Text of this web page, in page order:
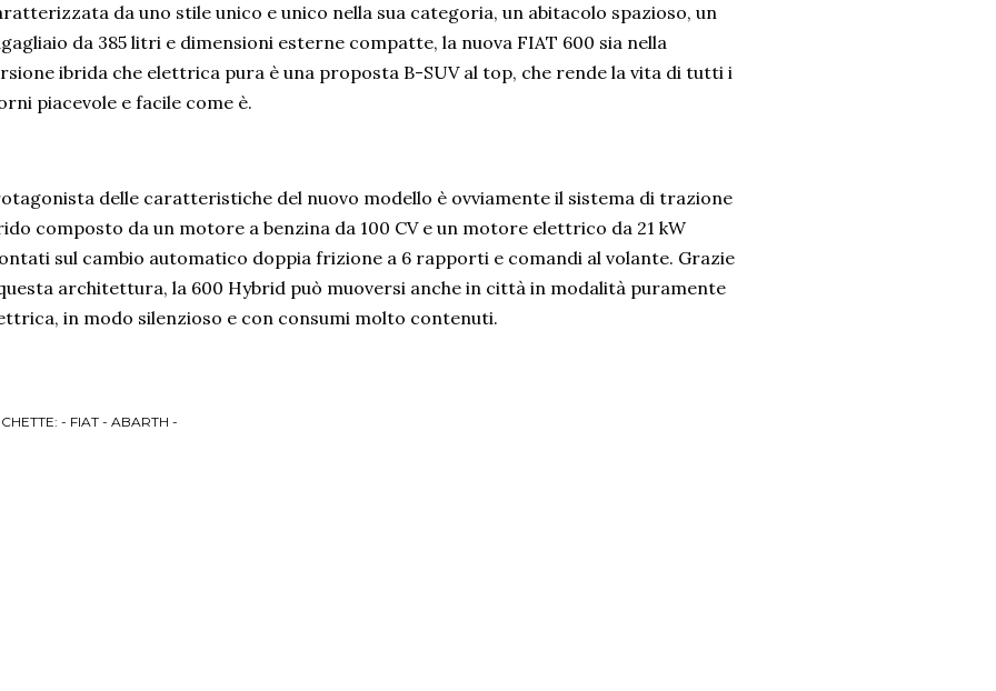
da uno stile unico e unico nella sua categoria, un abitacolo spazioso, un
da 385 litri e dimensioni esterne compatte, la nuova FIAT 600 sia nella
ibrida che elettrica pura è una proposta B-SUV al top, che rende la vita di tutti i
piacevole e facile come è.
delle caratteristiche del nuovo modello è ovviamente il sistema di trazione
composto da un motore a benzina da 100 CV e un motore elettrico da 21 kW
sul cambio automatico doppia frizione a 6 rapporti e comandi al volante. Grazie
architettura, la 600 Hybrid può muoversi anche in città in modalità puramente
in modo silenzioso e con consumi molto contenuti.
- FIAT - ABARTH -